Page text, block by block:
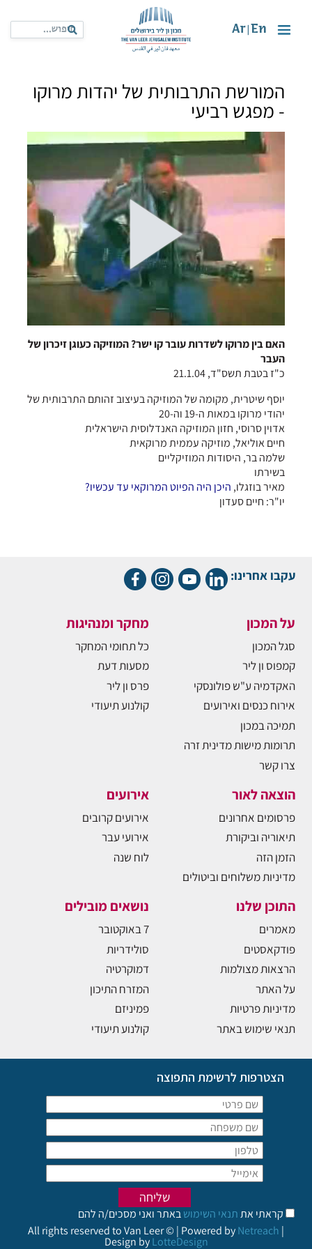
En
Ar
המורשת התרבותית של יהדות מרוקו
- מפגש רביעי
האם בין מרוקו לשדרות עובר קו ישר? המוזיקה כעוגן זיכרון של
העבר
כ"ז בטבת תשס"ד, 21.1.04
יוסף שיטרית, מקומה של המוזיקה בעיצוב זהותם התרבותית של
יהודי מרוקו במאות ה-19 וה-20
אדוין סרוסי, חזון המוזיקה האנדלוסית הישראלית
חיים אוליאל, מוזיקה עממית מרוקאית
שלמה בר, היסודות המוזיקליים
בשירתו
מאיר בוזגלו, היכן היה הפיוט המרוקאי עד עכשיו?
יו"ר: חיים סעדון
עקבו אחרינו:
על המכון
סגל המכון
קמפוס ון ליר
האקדמיה ע"ש פולונסקי
אירוח כנסים ואירועים
תמיכה במכון
תרומות מישות מדינית זרה
צרו קשר
מחקר ומנהיגות
כל תחומי המחקר
מסעות דעת
פרס ון ליר
קולנוע תיעודי
הוצאה לאור
פרסומים אחרונים
תיאוריה וביקורת
הזמן הזה
מדיניות משלוחים וביטולים
אירועים
אירועים קרובים
אירועי עבר
לוח שנה
התוכן שלנו
מאמרים
פודקאסטים
הרצאות מצולמות
על האתר
מדיניות פרטיות
תנאי שימוש באתר
נושאים מובילים
7 באוקטובר
סולידריות
דמוקרטיה
המזרח התיכון
פמיניזם
קולנוע תיעודי
הצטרפות לרשימת התפוצה
קראתי אתתנאי השימושבאתר ואני מסכים/ה להם
All rights reserved to Van Leer © | Powered byNetreach |
Design byLotteDesign